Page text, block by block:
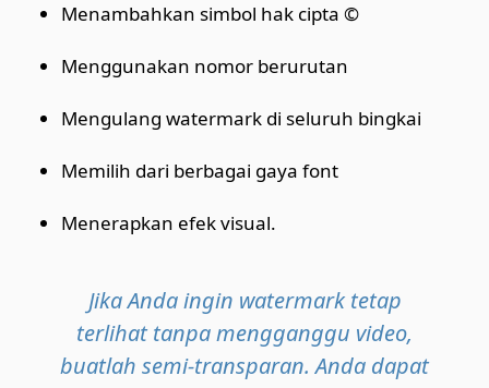
Menambahkan simbol hak cipta ©
Menggunakan nomor berurutan
Mengulang watermark di seluruh bingkai
Memilih dari berbagai gaya font
Menerapkan efek visual.
Jika Anda ingin watermark tetap
terlihat tanpa mengganggu video,
buatlah semi-transparan. Anda dapat